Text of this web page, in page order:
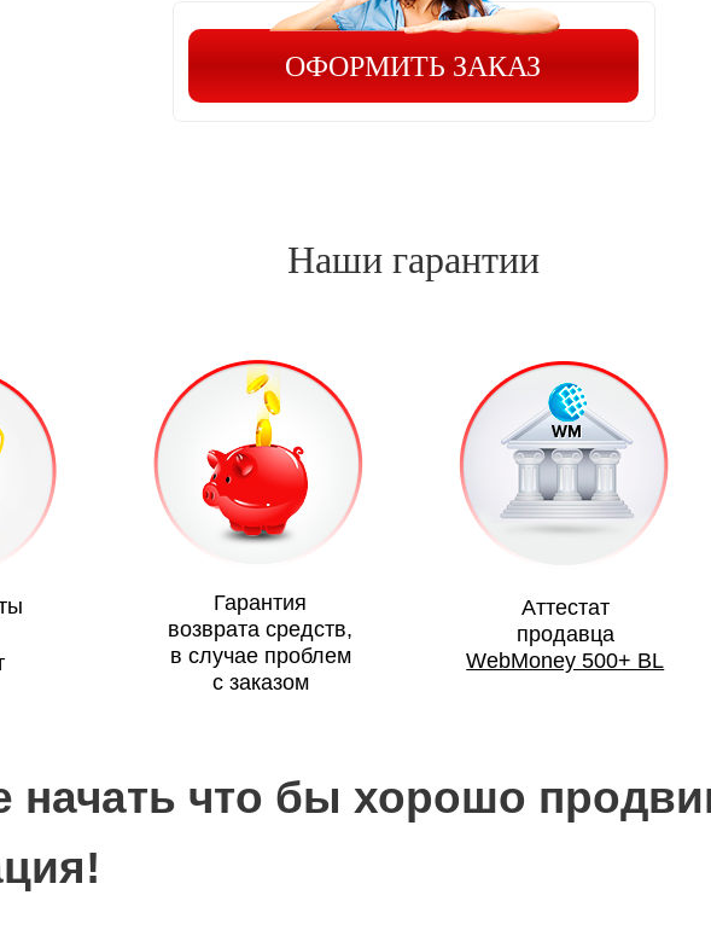
ОФОРМИТЬ ЗАКАЗ
Наши гарантии
Гарантия
возврата средств,
в случае проблем
с заказом
Аттестат
продавца
WebMoney 500+ BL
начать что бы хорошо